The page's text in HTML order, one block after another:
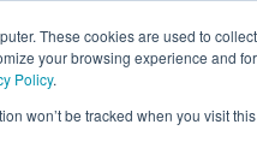
These cookies are used to
your browsing experience and
Policy.
won’t be tracked when you visit